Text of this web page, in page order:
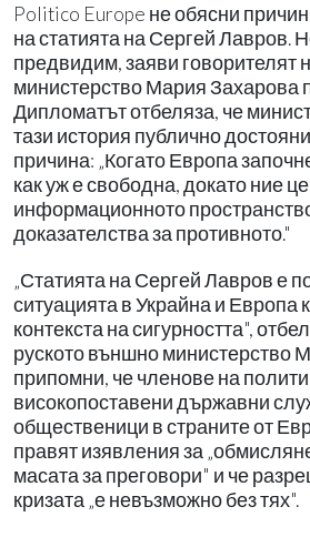
Politico Europe не обясни
на статията на Сергей Лавров.
предвидим, заяви говорителят
министерство Мария Захарова
Дипломатът отбеляза, че
тази история публично
причина: „Когато Европа
как уж е свободна, докато ние
информационното
доказателства за противното."
„Статията на Сергей Лавров е
ситуацията в Украйна и Европа
контекста на сигурността",
руското външно министерство
припомни, че членове на
високопоставени държавни
общественици в страните от
правят изявления за
масата за преговори" и че
кризата „е невъзможно без тях".